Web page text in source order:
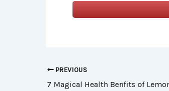
PREVIOUS